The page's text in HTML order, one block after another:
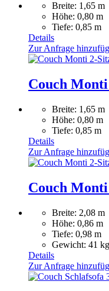
Breite: 1,65 m
Höhe: 0,80 m
Tiefe: 0,85 m
Details
Zur Anfrage
Couch
Breite: 1,65 m
Höhe: 0,80 m
Tiefe: 0,85 m
Details
Zur Anfrage
Couch
Breite: 2,08 m
Höhe: 0,86 m
Tiefe: 0,98 m
Gewicht: 41 kg
Details
Zur Anfrage